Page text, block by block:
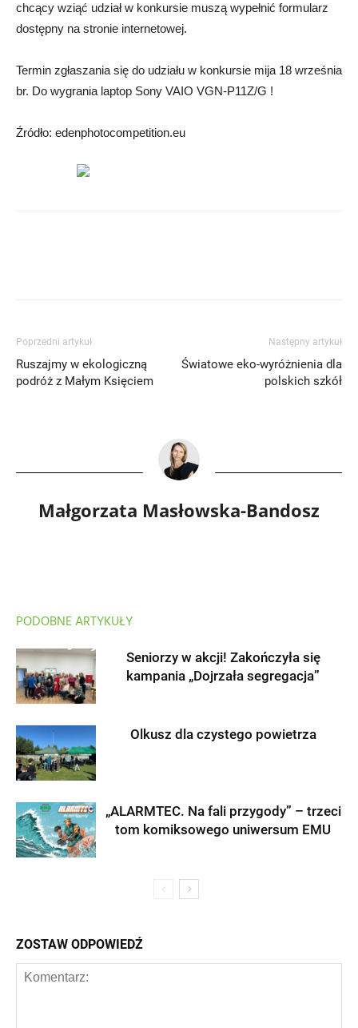
chcący wziąć udział w konkursie muszą wypełnić formularz
dostępny na stronie internetowej.
Termin zgłaszania się do udziału w konkursie mija 18 września
br. Do wygrania laptop Sony VAIO VGN-P11Z/G !
Źródło: edenphotocompetition.eu
Poprzedni artykuł
Ruszajmy w ekologiczną
podróż z Małym Księciem
Następny artykuł
Światowe eko-wyróżnienia dla
polskich szkół
Małgorzata Masłowska-Bandosz
PODOBNE ARTYKUŁY
Seniorzy w akcji! Zakończyła się
kampania „Dojrzała segregacja”
Olkusz dla czystego powietrza
„ALARMTEC. Na fali przygody” – trzeci
tom komiksowego uniwersum EMU
ZOSTAW ODPOWIEDŹ